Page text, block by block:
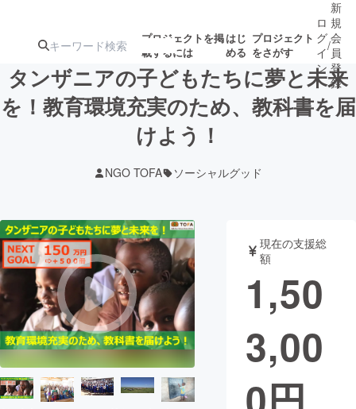
プロジェクトを掲
載するには
はじ
める
プロジェクト
をさがす
注目の新着プロ
ジェクト
募集終了が近いプ
テクノロジー・ガジェット
映像・映画 書籍・雑誌
ビジネス・起業 チャレンジ
まちづくり・地域活性化
ロ
グ
イ
ン
/
新
規
会
員
登
録
タンザニアの子どもたちに夢と未来
を！教育環境充実のため、教科書を届
けよう！
NGO TOFA ソーシャルグッド
現在の支援総
額
1,50
3,00